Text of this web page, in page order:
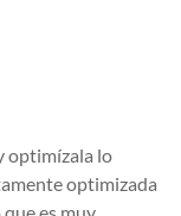
optimízala lo
optimizada